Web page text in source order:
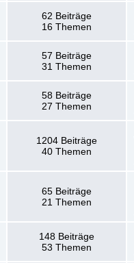
62 Beiträge
16 Themen
57 Beiträge
31 Themen
58 Beiträge
27 Themen
1204 Beiträge
40 Themen
65 Beiträge
21 Themen
148 Beiträge
53 Themen